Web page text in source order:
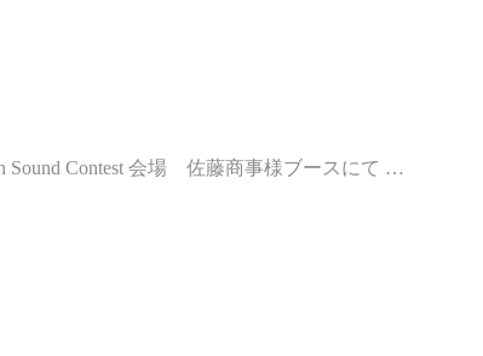
Sound Contest 会場 佐藤商事様ブースにて …